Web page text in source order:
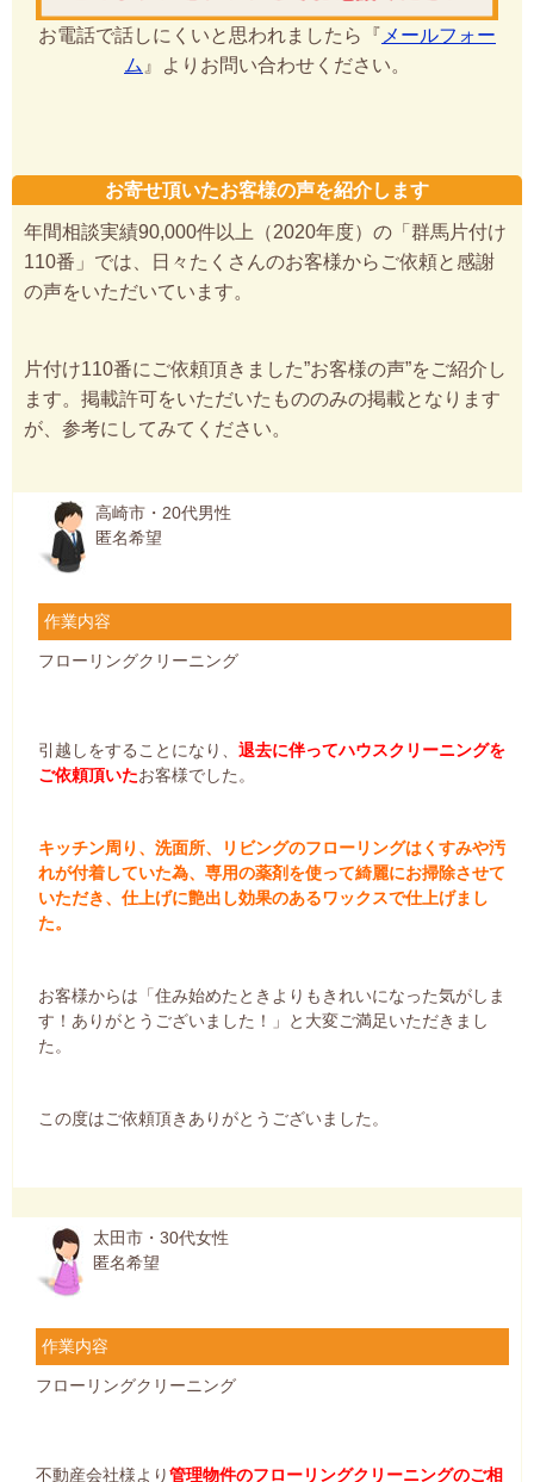
お電話で話しにくいと思われましたら『 メールフォー
ム 』よりお問い合わせください。
お寄せ頂いたお客様の声を紹介します
年間相談実績90,000件以上（2020年度）の「群馬片付け
110番」では、日々たくさんのお客様からご依頼と感謝
の声をいただいています。
片付け110番にご依頼頂きました”お客様の声”をご紹介し
ます。掲載許可をいただいたもののみの掲載となります
が、参考にしてみてください。
高崎市・20代男性
匿名希望
作業内容
フローリングクリーニング
引越しをすることになり、 退去に伴ってハウスクリーニングを
ご依頼頂いたお客様でした。
キッチン周り、洗面所、リビングのフローリングはくすみや汚
れが付着していた為、専用の薬剤を使って綺麗にお掃除させて
いただき、仕上げに艶出し効果のあるワックスで仕上げまし
た。
お客様からは「住み始めたときよりもきれいになった気がしま
す！ありがとうございました！」と大変ご満足いただきまし
た。
この度はご依頼頂きありがとうございました。
太田市・30代女性
匿名希望
作業内容
フローリングクリーニング
不動産会社様より管理物件のフローリングクリーニングのご相